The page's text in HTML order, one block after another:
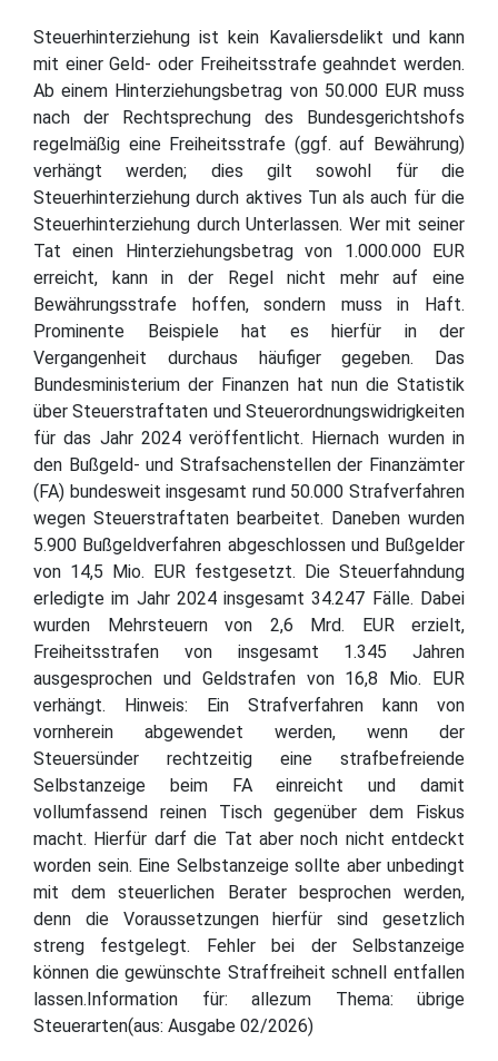
Steuerhinterziehung ist kein Kavaliersdelikt und kann
mit einer Geld- oder Freiheitsstrafe geahndet werden.
Ab einem Hinterziehungsbetrag von 50.000 EUR muss
nach der Rechtsprechung des Bundesgerichtshofs
regelmäßig eine Freiheitsstrafe (ggf. auf Bewährung)
verhängt werden; dies gilt sowohl für die
Steuerhinterziehung durch aktives Tun als auch für die
Steuerhinterziehung durch Unterlassen. Wer mit seiner
Tat einen Hinterziehungsbetrag von 1.000.000 EUR
erreicht, kann in der Regel nicht mehr auf eine
Bewährungsstrafe hoffen, sondern muss in Haft.
Prominente Beispiele hat es hierfür in der
Vergangenheit durchaus häufiger gegeben. Das
Bundesministerium der Finanzen hat nun die Statistik
über Steuerstraftaten und Steuerordnungswidrigkeiten
für das Jahr 2024 veröffentlicht. Hiernach wurden in
den Bußgeld- und Strafsachenstellen der Finanzämter
(FA) bundesweit insgesamt rund 50.000 Strafverfahren
wegen Steuerstraftaten bearbeitet. Daneben wurden
5.900 Bußgeldverfahren abgeschlossen und Bußgelder
von 14,5 Mio. EUR festgesetzt. Die Steuerfahndung
erledigte im Jahr 2024 insgesamt 34.247 Fälle. Dabei
wurden Mehrsteuern von 2,6 Mrd. EUR erzielt,
Freiheitsstrafen von insgesamt 1.345 Jahren
ausgesprochen und Geldstrafen von 16,8 Mio. EUR
verhängt. Hinweis: Ein Strafverfahren kann von
vornherein abgewendet werden, wenn der
Steuersünder rechtzeitig eine strafbefreiende
Selbstanzeige beim FA einreicht und damit
vollumfassend reinen Tisch gegenüber dem Fiskus
macht. Hierfür darf die Tat aber noch nicht entdeckt
worden sein. Eine Selbstanzeige sollte aber unbedingt
mit dem steuerlichen Berater besprochen werden,
denn die Voraussetzungen hierfür sind gesetzlich
streng festgelegt. Fehler bei der Selbstanzeige
können die gewünschte Straffreiheit schnell entfallen
lassen.Information für: allezum Thema: übrige
Steuerarten(aus: Ausgabe 02/2026)